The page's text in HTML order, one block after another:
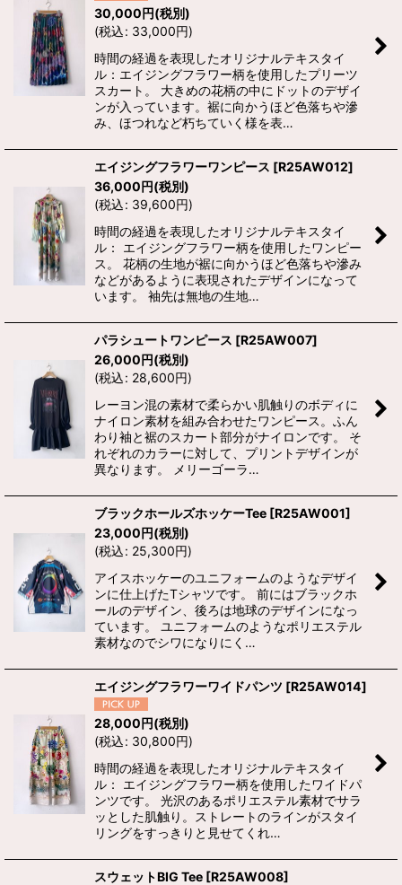
30,000円(税別)
(税込: 33,000円)
時間の経過を表現したオリジナルテキスタイ
ル：エイジングフラワー柄を使用したプリーツ
スカート。 大きめの花柄の中にドットのデザイ
ンが入っています。裾に向かうほど色落ちや滲
み、ほつれなど朽ちていく様を表…
エイジングフラワーワンピース [R25AW012]
36,000円(税別)
(税込: 39,600円)
時間の経過を表現したオリジナルテキスタイ
ル： エイジングフラワー柄を使用したワンピー
ス。 花柄の生地が裾に向かうほど色落ちや滲み
などがあるように表現されたデザインになって
います。 袖先は無地の生地…
パラシュートワンピース [R25AW007]
26,000円(税別)
(税込: 28,600円)
レーヨン混の素材で柔らかい肌触りのボディに
ナイロン素材を組み合わせたワンピース。ふん
わり袖と裾のスカート部分がナイロンです。 そ
れぞれのカラーに対して、プリントデザインが
異なります。 メリーゴーラ…
ブラックホールズホッケーTee [R25AW001]
23,000円(税別)
(税込: 25,300円)
アイスホッケーのユニフォームのようなデザイ
ンに仕上げたTシャツです。 前にはブラックホ
ールのデザイン、後ろは地球のデザインになっ
ています。 ユニフォームのようなポリエステル
素材なのでシワになりにく…
エイジングフラワーワイドパンツ [R25AW014]
28,000円(税別)
(税込: 30,800円)
時間の経過を表現したオリジナルテキスタイ
ル： エイジングフラワー柄を使用したワイドパ
ンツです。 光沢のあるポリエステル素材でサラ
ッとした肌触り。ストレートのラインがスタイ
リングをすっきりと見せてくれ…
スウェットBIG Tee [R25AW008]